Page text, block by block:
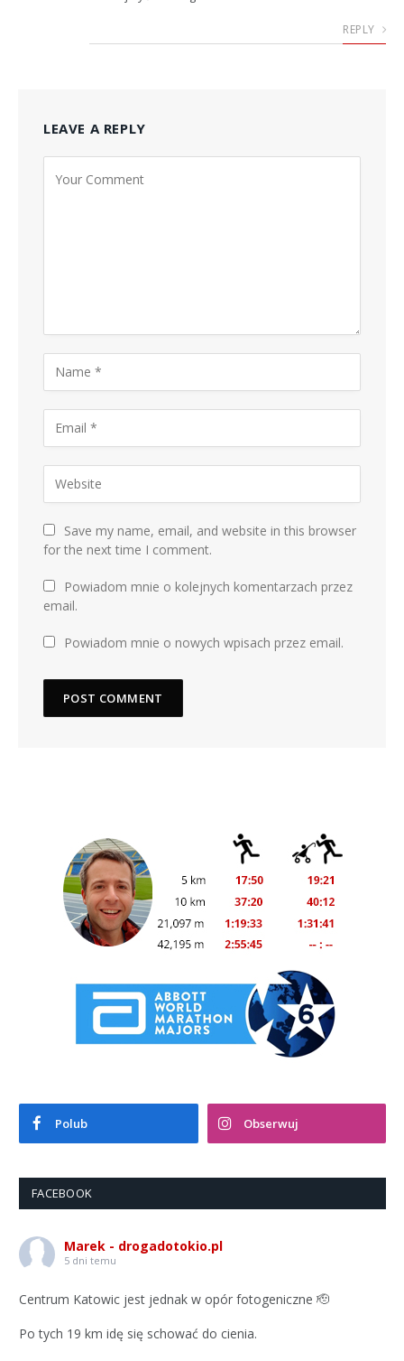
REPLY
LEAVE A REPLY
Save my name, email, and website in this browser
for the next time I comment.
Powiadom mnie o kolejnych komentarzach przez
email.
Powiadom mnie o nowych wpisach przez email.
Polub Obserwuj
FACEBOOK
Marek - drogadotokio.pl
5 dni temu
Centrum Katowic jest jednak w opór fotogeniczne 🫡
Po tych 19 km idę się schować do cienia.